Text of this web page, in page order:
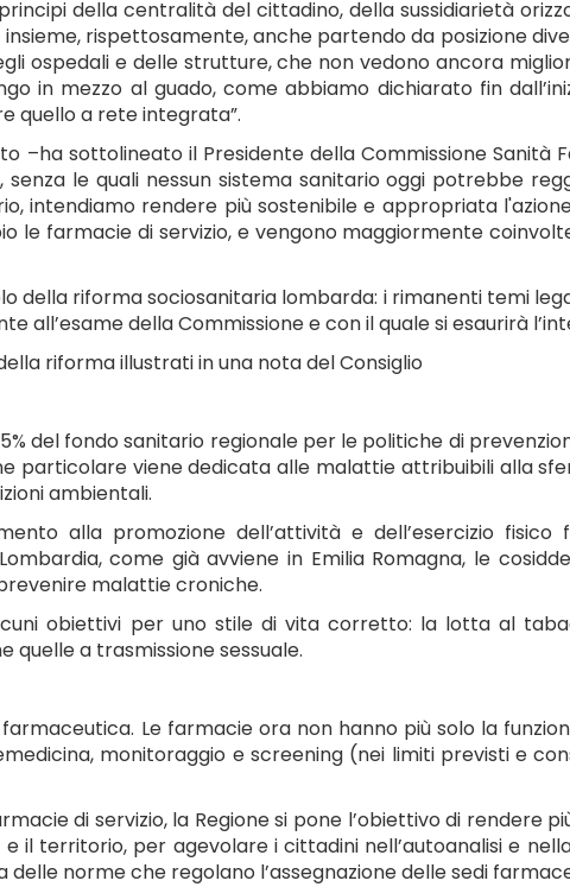
della centralità del cittadino, della sussidiarietà
rispettosamente, anche partendo da posizione
ospedali e delle strutture, che non vedono ancora
in mezzo al guado, come abbiamo dichiarato fin
quello a rete integrata”.
–ha sottolineato il Presidente della Commissione
le quali nessun sistema sanitario oggi potrebbe
intendiamo rendere più sostenibile e appropriata
farmacie di servizio, e vengono maggiormente
della riforma sociosanitaria lombarda: i rimanenti temi
all’esame della Commissione e con il quale si esaurirà
riforma illustrati in una nota del Consiglio
del fondo sanitario regionale per le politiche di
particolare viene dedicata alle malattie attribuibili alla
ambientali.
alla promozione dell’attività e dell’esercizio
come già avviene in Emilia Romagna, le
malattie croniche.
obiettivi per uno stile di vita corretto: la lotta al
a trasmissione sessuale.
Le farmacie ora non hanno più solo la
monitoraggio e screening (nei limiti previsti e
di servizio, la Regione si pone l’obiettivo di
il territorio, per agevolare i cittadini nell’autoanalisi e
norme che regolano l’assegnazione delle sedi